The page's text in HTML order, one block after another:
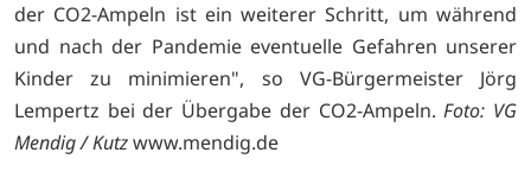
der CO2-Ampeln ist ein weiterer Schritt, um während
und nach der Pandemie eventuelle Gefahren unserer
Kinder zu minimieren", so VG-Bürgermeister Jörg
Lempertz bei der Übergabe der CO2-Ampeln.Foto: VG
Mendig / Kutzwww.mendig.de